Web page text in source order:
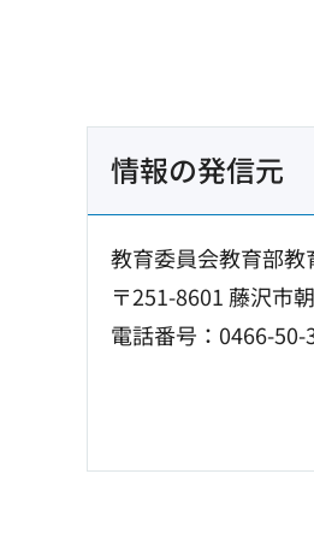
情報の発信元
教育委員会教育部教
〒251-8601 藤沢市
電話番号：0466-50-